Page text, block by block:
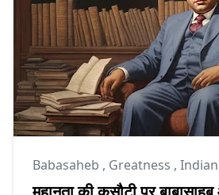
Babasaheb , Greatness ,